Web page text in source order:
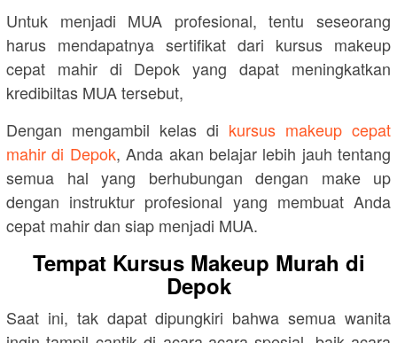
Untuk menjadi MUA profesional, tentu seseorang
harus mendapatnya sertifikat dari kursus makeup
cepat mahir di Depok yang dapat meningkatkan
kredibiltas MUA tersebut,
Dengan mengambil kelas di kursus makeup cepat
mahir di Depok, Anda akan belajar lebih jauh tentang
semua hal yang berhubungan dengan make up
dengan instruktur profesional yang membuat Anda
cepat mahir dan siap menjadi MUA.
Tempat Kursus Makeup Murah di
Depok
Saat ini, tak dapat dipungkiri bahwa semua wanita